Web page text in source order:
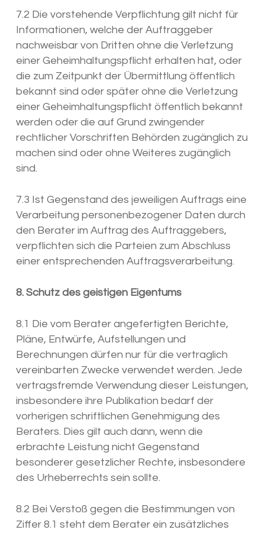
7.2 Die vorstehende Verpflichtung gilt nicht für
Informationen, welche der Auftraggeber
nachweisbar von Dritten ohne die Verletzung
einer Geheimhaltungspflicht erhalten hat, oder
die zum Zeitpunkt der Übermittlung öffentlich
bekannt sind oder später ohne die Verletzung
einer Geheimhaltungspflicht öffentlich bekannt
werden oder die auf Grund zwingender
rechtlicher Vorschriften Behörden zugänglich zu
machen sind oder ohne Weiteres zugänglich
sind.
7.3 Ist Gegenstand des jeweiligen Auftrags eine
Verarbeitung personenbezogener Daten durch
den Berater im Auftrag des Auftraggebers,
verpflichten sich die Parteien zum Abschluss
einer entsprechenden Auftragsverarbeitung.
8. Schutz des geistigen Eigentums
8.1 Die vom Berater angefertigten Berichte,
Pläne, Entwürfe, Aufstellungen und
Berechnungen dürfen nur für die vertraglich
vereinbarten Zwecke verwendet werden. Jede
vertragsfremde Verwendung dieser Leistungen,
insbesondere ihre Publikation bedarf der
vorherigen schriftlichen Genehmigung des
Beraters. Dies gilt auch dann, wenn die
erbrachte Leistung nicht Gegenstand
besonderer gesetzlicher Rechte, insbesondere
des Urheberrechts sein sollte.
8.2 Bei Verstoß gegen die Bestimmungen von
Ziffer 8.1 steht dem Berater ein zusätzliches